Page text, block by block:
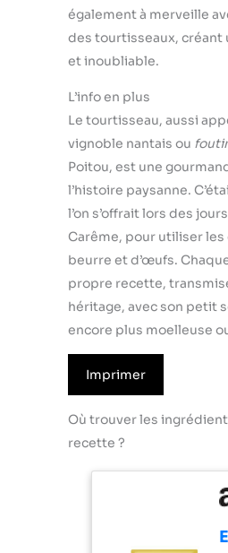
également à merveille
des tourtisseaux,
et inoubliable.
L’info en plus
Le tourtisseau, aussi
vignoble nantais ou
Poitou, est une
l’histoire paysanne.
l’on s’offrait lors des
Carême, pour utiliser
beurre et d’œufs.
propre recette,
héritage, avec son petit
encore plus moelleuse
Imprimer
Où trouver les
recette ?